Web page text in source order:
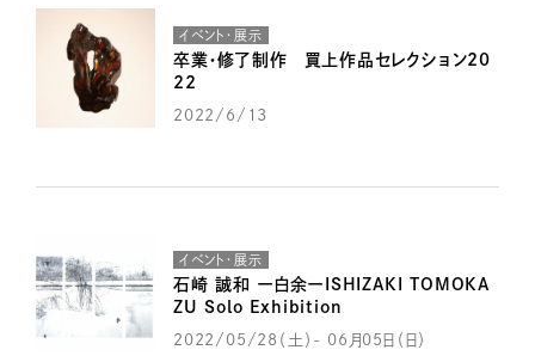
イベント・展示
卒業・修了制作 買上作品セレクション20
22
2022/6/13
イベント・展示
石崎 誠和 ー白余ーISHIZAKI TOMOKA
ZU Solo Exhibition
2022/05/28（土）- 06月05日（日）